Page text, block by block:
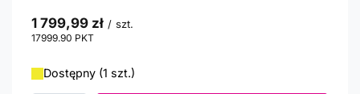
1 799,99 zł / szt.
17999.90 PKT
Dostępny (1 szt.)